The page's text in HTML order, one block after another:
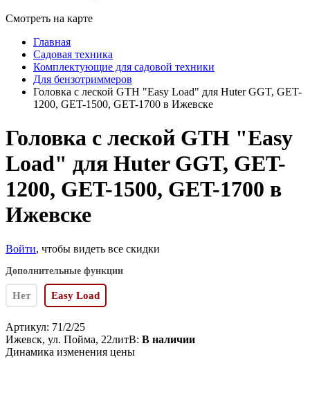
Смотреть на карте
Главная
Садовая техника
Комплектующие для садовой техники
Для бензотриммеров
Головка с леской GTH "Easy Load" для Huter GGT, GET-
1200, GET-1500, GET-1700 в Ижевске
Головка с леской GTH "Easy
Load" для Huter GGT, GET-
1200, GET-1500, GET-1700 в
Ижевске
Войти, чтобы видеть все скидки
Дополнительные функции
Нет Easy Load
Артикул: 71/2/25
Ижевск, ул. Пойма, 22литВ: В наличии
Динамика изменения цены